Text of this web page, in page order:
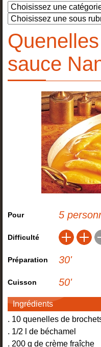
sauce
Pour 5
Difficulté
Préparation 30'
Cuisson 50'
Ingrédients
. 10 quenelles de
. 1/2 l de béchamel
. 200 g de crème fraîche